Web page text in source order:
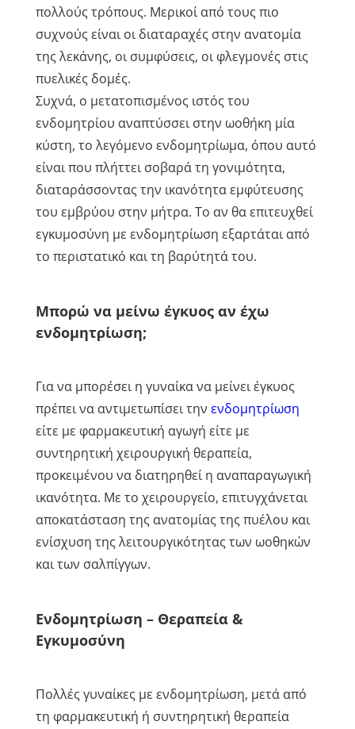
πολλούς τρόπους. Μερικοί από τους πιο
συχνούς είναι οι διαταραχές στην ανατομία
της λεκάνης, οι συμφύσεις, οι φλεγμονές στις
πυελικές δομές.
Συχνά, ο μετατοπισμένος ιστός του
ενδομητρίου αναπτύσσει στην ωοθήκη μία
κύστη, το λεγόμενο ενδομητρίωμα, όπου αυτό
είναι που πλήττει σοβαρά τη γονιμότητα,
διαταράσσοντας την ικανότητα εμφύτευσης
του εμβρύου στην μήτρα. Το αν θα επιτευχθεί
εγκυμοσύνη με ενδομητρίωση εξαρτάται από
το περιστατικό και τη βαρύτητά του.
Μπορώ να μείνω έγκυος αν έχω
ενδομητρίωση;
Για να μπορέσει η γυναίκα να μείνει έγκυος
πρέπει να αντιμετωπίσει την ενδομητρίωση
είτε με φαρμακευτική αγωγή είτε με
συντηρητική χειρουργική θεραπεία,
προκειμένου να διατηρηθεί η αναπαραγωγική
ικανότητα. Με το χειρουργείο, επιτυγχάνεται
αποκατάσταση της ανατομίας της πυέλου και
ενίσχυση της λειτουργικότητας των ωοθηκών
και των σαλπίγγων.
Ενδομητρίωση – Θεραπεία &
Εγκυμοσύνη
Πολλές γυναίκες με ενδομητρίωση, μετά από
τη φαρμακευτική ή συντηρητική θεραπεία